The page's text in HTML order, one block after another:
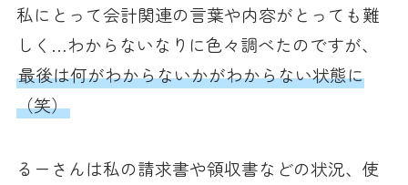
私にとって会計関連の言葉や内容がとっても難
しく…わからないなりに色々調べたのですが、
最後は何がわからないかがわからない状態に
（笑）
るーさんは私の請求書や領収書などの状況、使